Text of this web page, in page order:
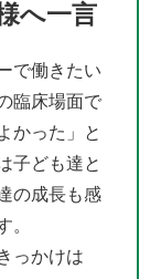
へ一言
で働きたい
臨床場面で
かった」と
子ども達と
の成長も感
。
っかけは